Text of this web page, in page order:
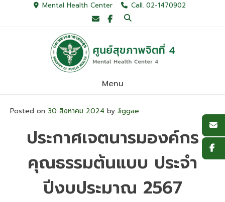
Mental Health Center Call. 02-1470902
Menu
Posted on 30 สิงหาคม 2024 by Jiggae
ประกาศเจตนารมองค์กร
คุณธรรมต้นแบบ ประจำ
ปีงบประมาณ 2567